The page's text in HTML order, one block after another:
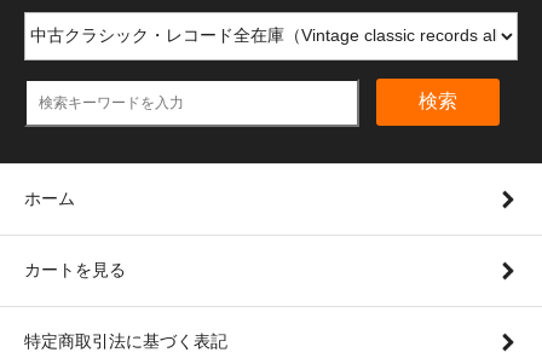
検索
ホーム
カートを見る
特定商取引法に基づく表記